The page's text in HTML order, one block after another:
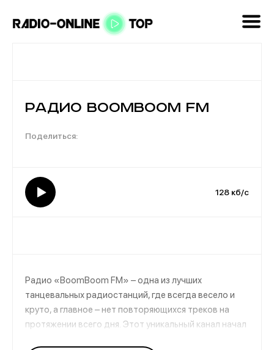
Радио BoomBoom FM
128 кб/с
Радио «BoomBoom FM» – одна из лучших
танцевальных радиостанций, где всегда весело и
круто, а главное – нет повторяющихся треков на
протяжении всего дня. Этот уникальный канал начал